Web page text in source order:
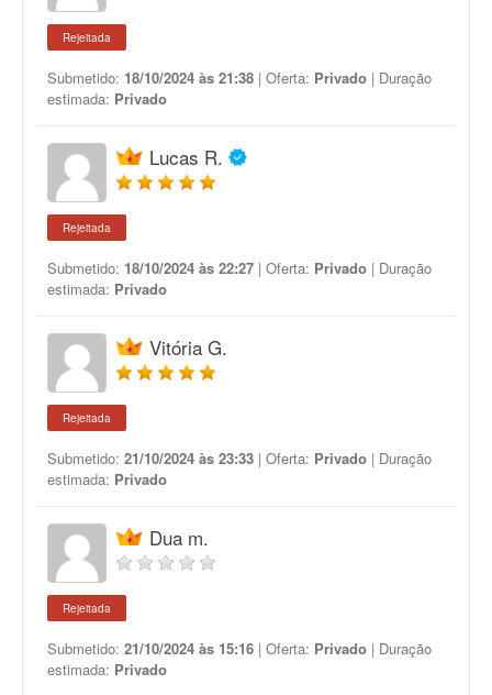
Rejeitada
Submetido: 18/10/2024 às 21:38 | Oferta: Privado | Duração
estimada: Privado
Lucas R.
Rejeitada
Submetido: 18/10/2024 às 22:27 | Oferta: Privado | Duração
estimada: Privado
Vitória G.
Rejeitada
Submetido: 21/10/2024 às 23:33 | Oferta: Privado | Duração
estimada: Privado
Dua m.
Rejeitada
Submetido: 21/10/2024 às 15:16 | Oferta: Privado | Duração
estimada: Privado